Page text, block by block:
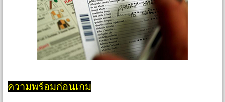
ความพร้อมก่อนเกม